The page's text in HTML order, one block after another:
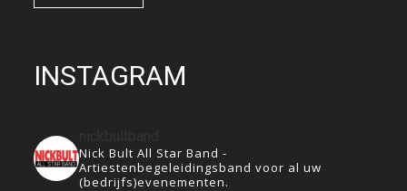
INSTAGRAM
Nick Bult All Star Band -
Artiestenbegeleidingsband voor al uw
(bedrijfs)evenementen.